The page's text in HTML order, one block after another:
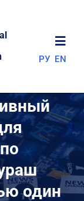
РУ EN
один